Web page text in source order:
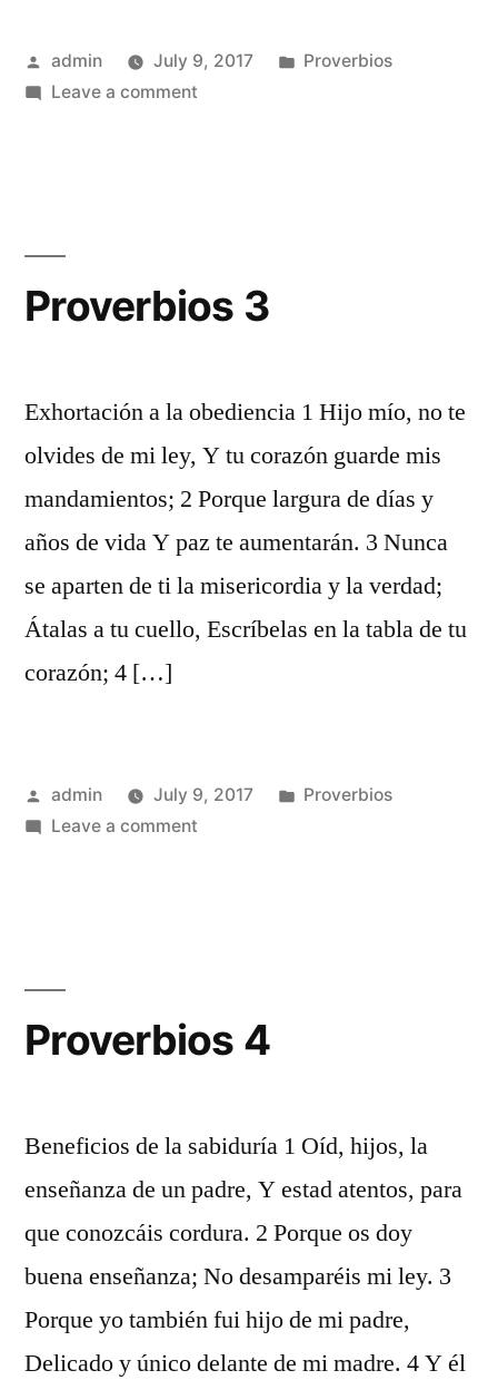
Posted
by
admin July 9, 2017
Posted
Proverbios
Leave a commenton
Proverbios 3
Exhortación a la obediencia 1 Hijo mío, no te
olvides de mi ley, Y tu corazón guarde mis
mandamientos; 2 Porque largura de días y
años de vida Y paz te aumentarán. 3 Nunca
se aparten de ti la misericordia y la verdad;
Átalas a tu cuello, Escríbelas en la tabla de tu
corazón; 4 […]
Posted
by
admin July 9, 2017
Posted
Proverbios
Leave a commenton
Proverbios 4
Beneficios de la sabiduría 1 Oíd, hijos, la
enseñanza de un padre, Y estad atentos, para
que conozcáis cordura. 2 Porque os doy
buena enseñanza; No desamparéis mi ley. 3
Porque yo también fui hijo de mi padre,
Delicado y único delante de mi madre. 4 Y él